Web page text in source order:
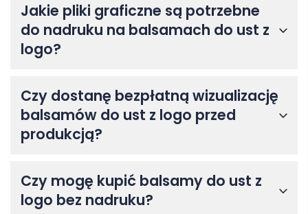
Jakie pliki graficzne są potrzebne
do nadruku na balsamach do ust z
logo?
Czy dostanę bezpłatną wizualizację
balsamów do ust z logo przed
produkcją?
Czy mogę kupić balsamy do ust z
logo bez nadruku?